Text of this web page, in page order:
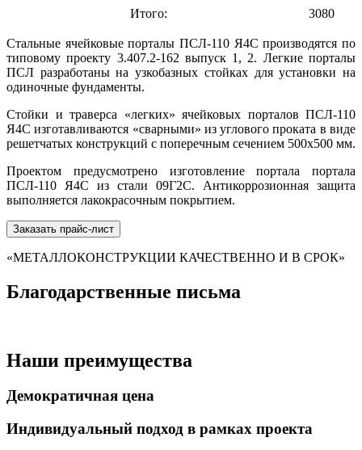
Итого:
3080
Стальные ячейковые порталы ПСЛ-110 Я4С производятся по
типовому проекту 3.407.2-162 выпуск 1, 2. Легкие порталы
ПСЛ разработаны на узкобазных стойках для установки на
одиночные фундаменты.
Стойки и траверса «легких» ячейковых порталов ПСЛ-110
Я4С изготавливаются «сварными» из углового проката в виде
решетчатых конструкций с поперечным сечением 500х500 мм.
Проектом предусмотрено изготовление портала портала
ПСЛ-110 Я4С из стали 09Г2С. Антикоррозионная защита
выполняется лакокрасочным покрытием.
Заказать прайс-лист
«МЕТАЛЛОКОНСТРУКЦИИ КАЧЕСТВЕННО И В СРОК»
Благодарственные письма
Наши преимущества
Демократичная цена
Индивидуальный подход в рамках проекта